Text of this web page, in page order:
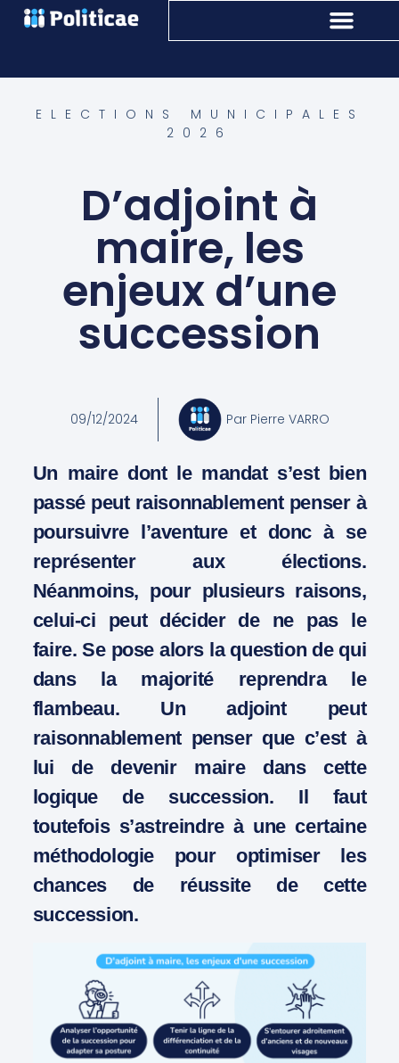
ELECTIONS MUNICIPALES
2026
D’adjoint à
maire, les
enjeux d’une
succession
09/12/2024 ParPierre VARRO
Un maire dont le mandat s’est bien
passé peut raisonnablement penser à
poursuivre l’aventure et donc à se
représenter aux élections.
Néanmoins, pour plusieurs raisons,
celui-ci peut décider de ne pas le
faire. Se pose alors la question de qui
dans la majorité reprendra le
flambeau. Un adjoint peut
raisonnablement penser que c’est à
lui de devenir maire dans cette
logique de succession. Il faut
toutefois s’astreindre à une certaine
méthodologie pour optimiser les
chances de réussite de cette
succession.